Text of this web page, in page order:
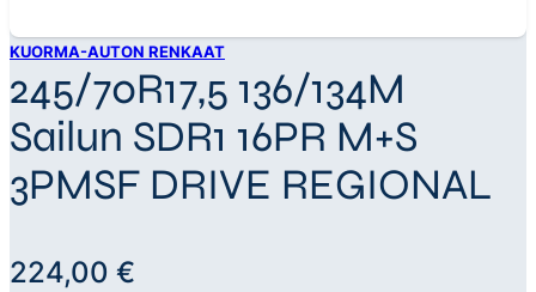
KUORMA-AUTON RENKAAT
245/70R17,5 136/134M
Sailun SDR1 16PR M+S
3PMSF DRIVE REGIONAL
224,00 €